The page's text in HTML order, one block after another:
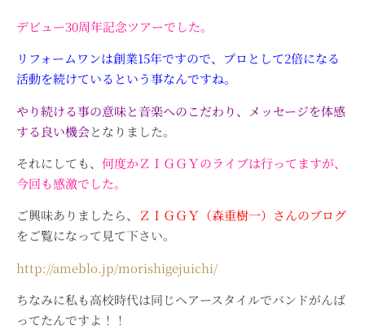
デビュー30周年記念ツアーでした。
リフォームワンは創業15年ですので、プロとして2倍になる
活動を続けているという事なんですね。
やり続ける事の意味と音楽へのこだわり、メッセージを体感
する良い機会となりました。
それにしても、 何度かＺＩＧＧＹのライブは行ってますが、
今回も感激でした。
ご興味ありましたら、
ＺＩＧＧＹ（森重樹一）さんのブログ
をご覧になって見て下さい。
http://ameblo.jp/morishigejuichi/
ちなみに私も高校時代は同じヘアースタイルでバンドがんば
ってたんですよ！！